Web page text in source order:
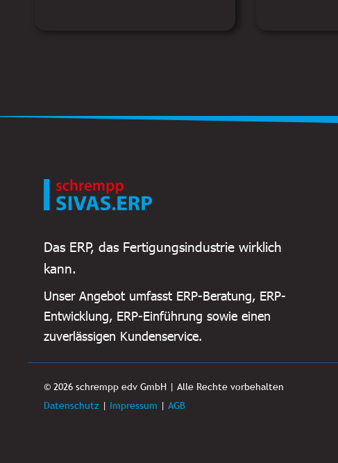
Das ERP, das Fertigungsindustrie wirklich
kann.
Unser Angebot umfasst ERP-Beratung, ERP-
Entwicklung, ERP-Einführung sowie einen
zuverlässigen Kundenservice.
© 2026 schrempp edv GmbH | Alle Rechte vorbehalten
Datenschutz| Impressum | AGB